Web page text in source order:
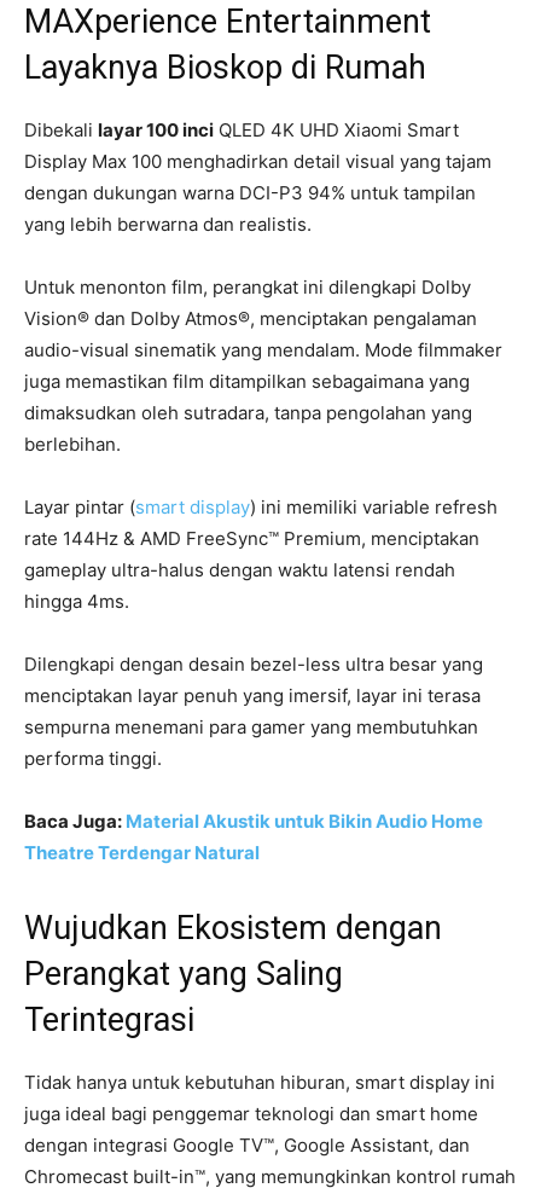
MAXperience Entertainment
Layaknya Bioskop di Rumah
Dibekali layar 100 inci QLED 4K UHD Xiaomi Smart
Display Max 100 menghadirkan detail visual yang tajam
dengan dukungan warna DCI-P3 94% untuk tampilan
yang lebih berwarna dan realistis.
Untuk menonton film, perangkat ini dilengkapi Dolby
Vision® dan Dolby Atmos®, menciptakan pengalaman
audio-visual sinematik yang mendalam. Mode filmmaker
juga memastikan film ditampilkan sebagaimana yang
dimaksudkan oleh sutradara, tanpa pengolahan yang
berlebihan.
Layar pintar (smart display) ini memiliki variable refresh
rate 144Hz & AMD FreeSync™ Premium, menciptakan
gameplay ultra-halus dengan waktu latensi rendah
hingga 4ms.
Dilengkapi dengan desain bezel-less ultra besar yang
menciptakan layar penuh yang imersif, layar ini terasa
sempurna menemani para gamer yang membutuhkan
performa tinggi.
Baca Juga: Material Akustik untuk Bikin Audio Home
Theatre Terdengar Natural
Wujudkan Ekosistem dengan
Perangkat yang Saling
Terintegrasi
Tidak hanya untuk kebutuhan hiburan, smart display ini
juga ideal bagi penggemar teknologi dan smart home
dengan integrasi Google TV™, Google Assistant, dan
Chromecast built-in™, yang memungkinkan kontrol rumah